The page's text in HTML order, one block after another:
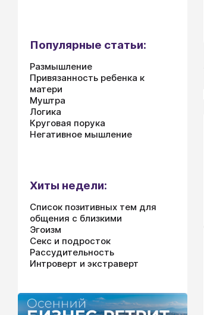
Популярные статьи:
Размышление
Привязанность ребенка к
матери
Муштра
Логика
Круговая порука
Негативное мышление
Хиты недели:
Список позитивных тем для
общения с близкими
Эгоизм
Секс и подросток
Рассудительность
Интроверт и экстраверт